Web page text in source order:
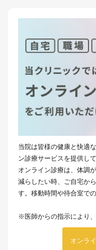
当院は皆様の健康と快適
ン診療サービスを提供して
オンライン診療は、体調
減らしたい時、ご自宅か
す。移動時間や待合室で
※医師からの指示により
オンラ